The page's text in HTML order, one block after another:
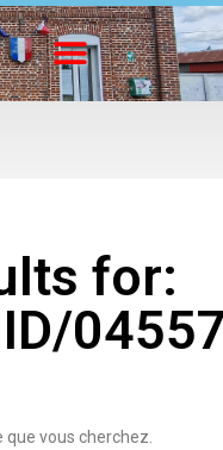
for:
que vous cherchez.